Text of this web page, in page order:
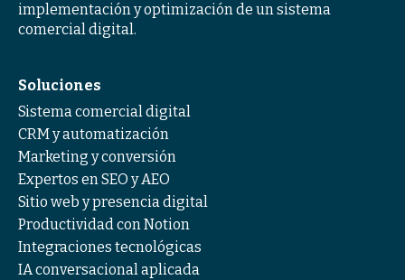
implementación y optimización de un sistema
comercial digital.
Soluciones
Sistema comercial digital
CRM y automatización
Marketing y conversión
Expertos en SEO y AEO
Sitio web y presencia digital
Productividad con Notion
Integraciones tecnológicas
IA conversacional aplicada